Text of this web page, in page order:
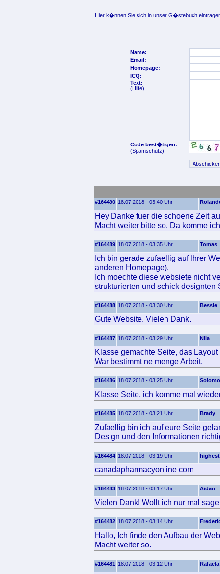
Hier k�nnen Sie sich in unser G�stebuch
Name:
Email:
Homepage:
ICQ:
Text:
(Hilfe)
Code best�tigen:
(Spamschutz)
#164490 18.07.2018 - 03:40 Uhr
Hey Danke fuer die schoene Zeit
Macht weiter bitte so. Da komme
#164489 18.07.2018 - 03:35 Uhr Tomas
Ich bin gerade zufaellig auf Ihrer
anderen Homepage).
Ich moechte diese websiete nicht
strukturierten und schick designten
#164488 18.07.2018 - 03:30 Uhr Bessie
Gute Website. Vielen Dank.
#164487 18.07.2018 - 03:29 Uhr Nila
Klasse gemachte Seite, das
War bestimmt ne menge Arbeit.
#164486 18.07.2018 - 03:25 Uhr
Klasse Seite, ich komme mal
#164485 18.07.2018 - 03:21 Uhr Brady
Zufaellig bin ich auf eure Seite
Design und den Informationen
#164484 18.07.2018 - 03:19 Uhr highest
canadapharmacyonline com
#164483 18.07.2018 - 03:17 Uhr Aidan
Vielen Dank! Wollt ich nur mal
#164482 18.07.2018 - 03:14 Uhr
Hallo, Ich finde den Aufbau der
Macht weiter so.
#164481 18.07.2018 - 03:12 Uhr Rafaela